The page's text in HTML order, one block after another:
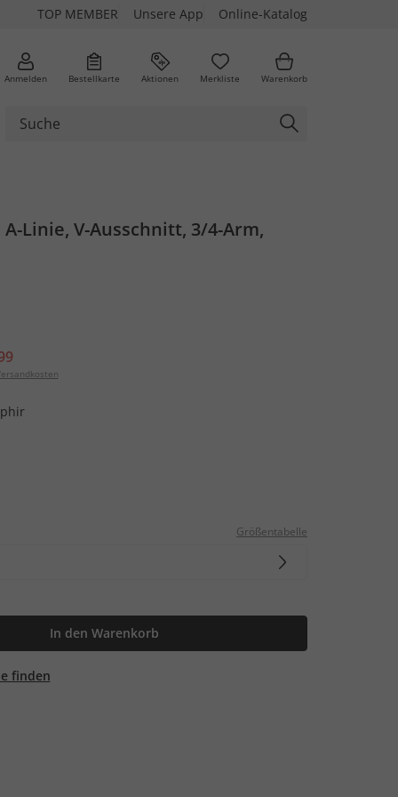
TOP MEMBER Unsere App Online-Katalog
Anmelden Bestellkarte Aktionen Merkliste Warenkorb
Linie, V-Ausschnitt, 3/4-Arm,
Größentabelle
In den Warenkorb
finden